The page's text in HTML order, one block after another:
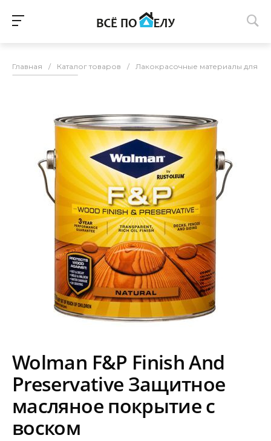
Главная / Каталог товаров / Лакокрасочные материалы для
Wolman F&P Finish And
Preservative Защитное
масляное покрытие с
воском